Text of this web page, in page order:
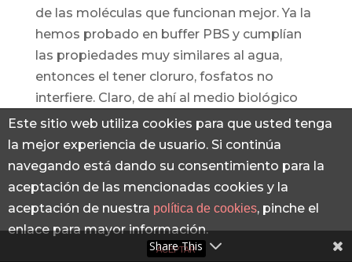
de las moléculas que funcionan mejor. Ya la
hemos probado en buffer PBS y cumplían
las propiedades muy similares al agua,
entonces el tener cloruro, fosfatos no
interfiere. Claro, de ahí al medio biológico
aún es un paso muy lejano porque
tendremos también proteínas y otras
biomoléculas. Entonces, estamos poco a
poco intentándonos acercar a la parte más
biológica que es un salto muy grande por
todas las moléculas que hay en un medio
biológico. Tendremos que en breve
Este sitio web utiliza cookies para que usted tenga
la mejor experiencia de usuario. Si continúa
navegando está dando su consentimiento para la
aceptación de las mencionadas cookies y la
aceptación de nuestra política de cookies, pinche el
enlace para mayor información.
ACEPTAR
Share This